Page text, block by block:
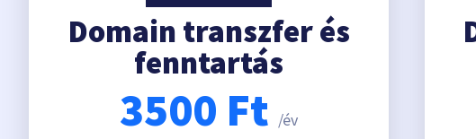
Domain transzfer és
fenntartás
3500 Ft /év